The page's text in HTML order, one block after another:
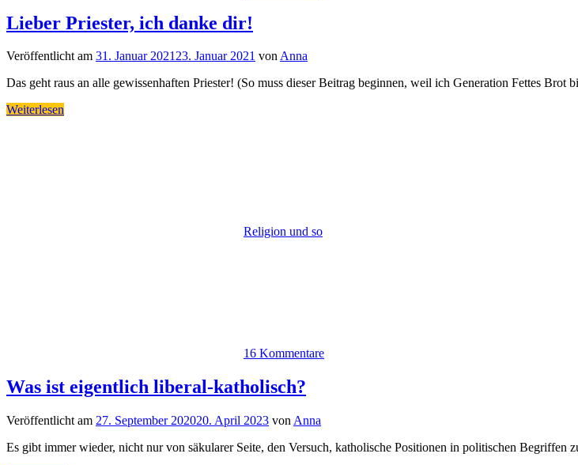
Lieber Priester, ich danke dir!
Veröffentlicht am 31. Januar 202123. Januar 2021 vonAnna
Das geht raus an alle gewissenhaften Priester! (So muss dieser Beitrag beginnen, weil ich Generation Fettes Brot
Weiterlesen
Religion und so
16 Kommentare
Was ist eigentlich liberal-katholisch?
Veröffentlicht am 27. September 202020. April 2023 von Anna
Es gibt immer wieder, nicht nur von säkularer Seite, den Versuch, katholische Positionen in politischen Begriffen